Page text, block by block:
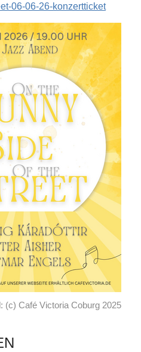
06-06-26-konzertticket
(c) Café Victoria Coburg 2025